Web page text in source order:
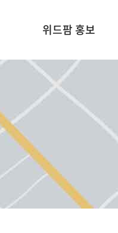
위드팜 홍보
기업문화
보도자료